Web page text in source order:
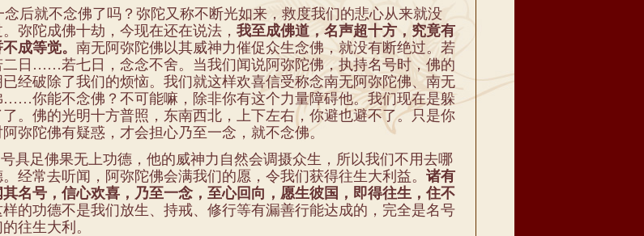
后就不念佛了吗？弥陀又称不断光如来，救度我们的悲心从来就没
弥陀成佛十劫，今现在还在说法， 我至成佛道，名声超十方，究竟有
成等觉。 南无阿弥陀佛以其威神力催促众生念佛，就没有断绝过。若
二日……若七日，念念不舍。当我们闻说阿弥陀佛，执持名号时，佛的
已经破除了我们的烦恼。我们就这样欢喜信受称念南无阿弥陀佛、南无
……你能不念佛？不可能嘛，除非你有这个力量障碍他。我们现在是躲
。佛的光明十方普照，东南西北，上下左右，你避也避不了。只是你
弥陀佛有疑惑，才会担心乃至一念，就不念佛。
具足佛果无上功德，他的威神力自然会调摄众生，所以我们不用去哪
经常去听闻，阿弥陀佛会满我们的愿，令我们获得往生大利益。 诸有
名号，信心欢喜，乃至一念，至心回向，愿生彼国，即得往生，住不
样的功德不是我们放生、持戒、修行等有漏善行能达成的，完全是名号
往生大利。